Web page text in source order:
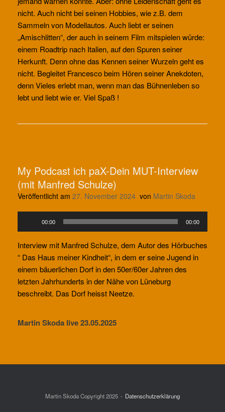
nicht. Auch nicht bei seinen Hobbies, wie z.B. dem
Sammeln von Modellautos. Auch liebt er seinen
„Amischlitten“, der auch in seinem Film mitspielen würde:
einem Roadtrip nach Italien, auf den Spuren seiner
Herkunft. Denn ohne das Kennen seiner Wurzeln geht es
nicht. Begleitet Francesco beim Hören seiner Anekdoten,
denn Vieles erlebt man, wenn man das Bühnenleben so
lebt und liebt wie er. Viel Spaß !
My Podcast ich paX-Dein MUT-Interview
(mit Manfred Schulze)
Veröffentlicht am 27. November 2024 von Martin Skoda
00:00 00:00
Interview mit Manfred Schulze, dem Autor des Hörbuches
“ Das Haus meiner Kindheit“, in dem er seine Jugend in
einem bäuerlichen Dorf in den 50er/60er Jahren des
letzten Jahrhunderts in der Nähe von Lüneburg
beschreibt. Das Dorf heisst Neetze.
Martin Skoda live 23.05.2025
Martin Skoda Copyright 2025 Datenschutzerklärung